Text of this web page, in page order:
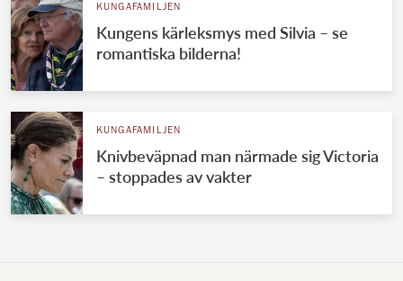
KUNGAFAMILJEN
Kungens kärleksmys med Silvia – se
romantiska bilderna!
KUNGAFAMILJEN
Knivbeväpnad man närmade sig Victoria
– stoppades av vakter